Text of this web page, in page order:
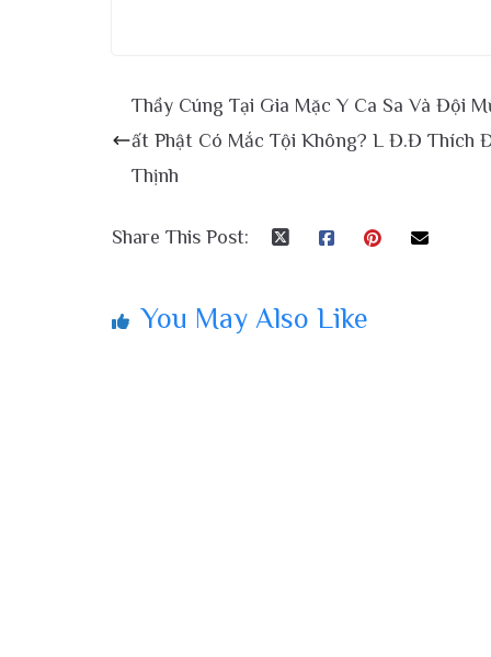
Thầy Cúng Tại Gia Mặc Y Ca Sa Và Đội
ất Phật Có Mắc Tội Không? L Đ.Đ Thích
Thịnh
Share This Post:
You May Also Like